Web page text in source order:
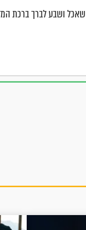
ושבע לברך ברכת